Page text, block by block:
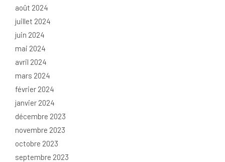
août 2024
juillet 2024
juin 2024
mai 2024
avril 2024
mars 2024
février 2024
janvier 2024
décembre 2023
novembre 2023
octobre 2023
septembre 2023